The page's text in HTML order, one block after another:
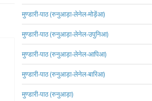
मुण्डारी-पाठ (रुनुआड़ा-लेनेल-मोड़ेंआ)
मुण्डारी-पाठ (रुनुआड़ा-लेनेल-उपुनिआ)
मुण्डारी-पाठ (रुनुआड़ा-लेनेल-आपिआ)
मुण्डारी-पाठ (रुनुआड़ा-लेनेल-बारिआ)
मुण्डारी-पाठ (रुनुआड़ा)